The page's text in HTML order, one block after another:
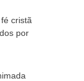
cristã
por